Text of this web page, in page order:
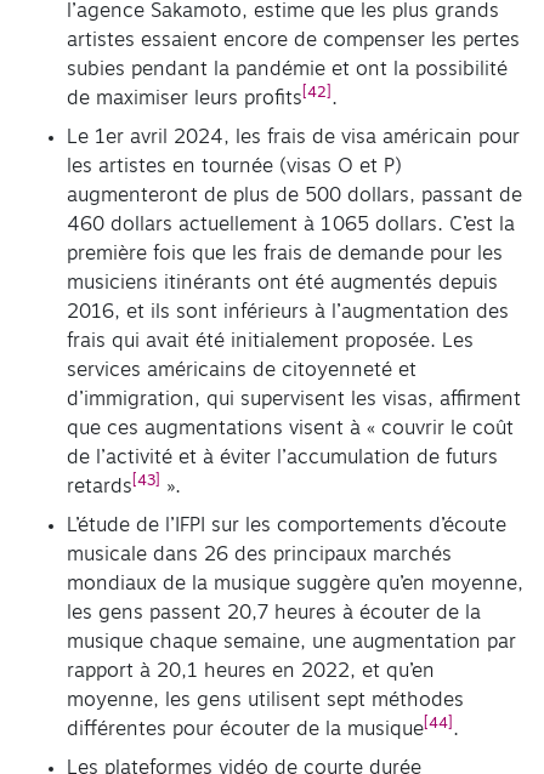
l’agence Sakamoto, estime que les plus grands
artistes essaient encore de compenser les pertes
subies pendant la pandémie et ont la possibilité
de maximiser leurs profits [42] .
Le 1er avril 2024, les frais de visa américain pour
les artistes en tournée (visas O et P)
augmenteront de plus de 500 dollars, passant de
460 dollars actuellement à 1 065 dollars. C’est la
première fois que les frais de demande pour les
musiciens itinérants ont été augmentés depuis
2016, et ils sont inférieurs à l’augmentation des
frais qui avait été initialement proposée. Les
services américains de citoyenneté et
d’immigration, qui supervisent les visas, affirment
que ces augmentations visent à « couvrir le coût
de l’activité et à éviter l’accumulation de futurs
retards [43]
».
L’étude de l’IFPI sur les comportements d’écoute
musicale dans 26 des principaux marchés
mondiaux de la musique suggère qu’en moyenne,
les gens passent 20,7 heures à écouter de la
musique chaque semaine, une augmentation par
rapport à 20,1 heures en 2022, et qu’en
moyenne, les gens utilisent sept méthodes
différentes pour écouter de la musique [44] .
Les plateformes vidéo de courte durée